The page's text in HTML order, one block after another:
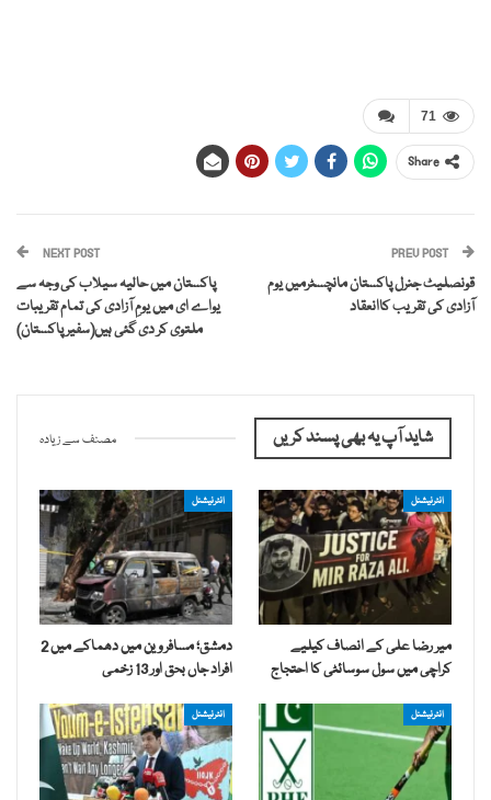
71
Share
PREV POST
قونصلیٹ جنرل پاکستان مانچسٹرمیں یوم
آزادی کی تقریب کاانعقاد
NEXT POST
پاکستان میں حالیہ سیلاب کی وجہ سے
یواے ای میں یومِ آزادی کی تمام تقریبات
ملتوی کر دی گئی ہیں(سفیرپاکستان)
شاید آپ یہ بھی پسند کریں مصنف سے زیادہ
انٹرنیشنل
میر رضا علی کے انصاف کیلیے
کراچی میں سول سوسائٹی کا احتجاج
انٹرنیشنل
دمشق؛ مسافر وین میں دھماکے میں 2
افراد جاں بحق اور 13 زخمی
انٹرنیشنل انٹرنیشنل